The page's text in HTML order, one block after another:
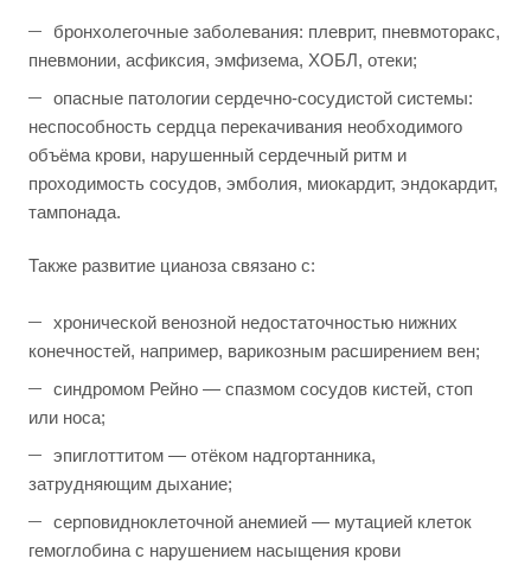
бронхолегочные заболевания: плеврит, пневмоторакс,
пневмонии, асфиксия, эмфизема, ХОБЛ, отеки;
опасные патологии сердечно-сосудистой системы:
неспособность сердца перекачивания необходимого
объёма крови, нарушенный сердечный ритм и
проходимость сосудов, эмболия, миокардит, эндокардит,
тампонада.
Также развитие цианоза связано с:
хронической венозной недостаточностью нижних
конечностей, например, варикозным расширением вен;
синдромом Рейно — спазмом сосудов кистей, стоп
или носа;
эпиглоттитом — отёком надгортанника,
затрудняющим дыхание;
серповидноклеточной анемией — мутацией клеток
гемоглобина с нарушением насыщения крови